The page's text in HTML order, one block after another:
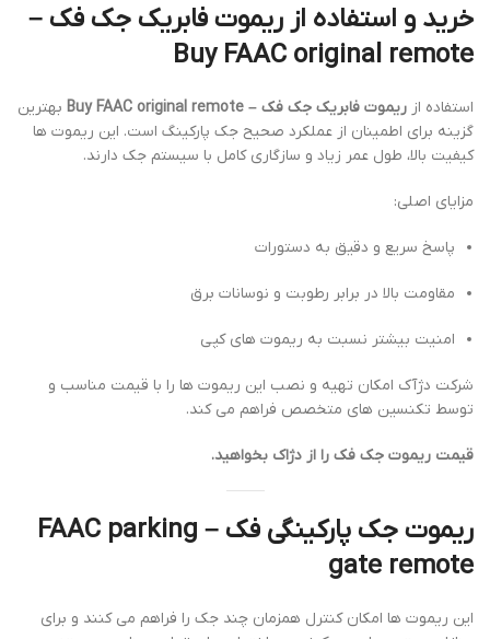
خرید و استفاده از ریموت فابریک جک فک –
Buy FAAC original remote
استفاده از ریموت فابریک جک فک – Buy FAAC original remote
بهترین
گزینه برای اطمینان از عملکرد صحیح جک پارکینگ است. این ریموت ها
کیفیت بالا، طول عمر زیاد و سازگاری کامل با سیستم جک دارند.
مزایای اصلی:
پاسخ سریع و دقیق به دستورات
مقاومت بالا در برابر رطوبت و نوسانات برق
امنیت بیشتر نسبت به ریموت های کپی
شرکت دژآک امکان تهیه و نصب این ریموت ها را با قیمت مناسب و
توسط تکنسین های متخصص فراهم می کند.
قیمت ریموت جک فک را از دژاک بخواهید.
ریموت جک پارکینگی فک – FAAC parking
gate remote
این ریموت ها امکان کنترل همزمان چند جک را فراهم می کنند و برای